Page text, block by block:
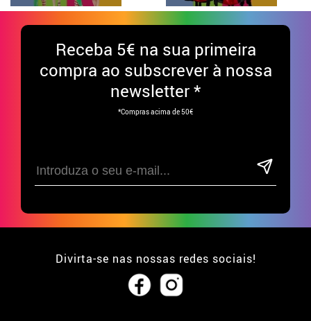
Receba 5€ na sua primeira
compra ao subscrever à nossa
newsletter *
*Compras acima de 50€
Divirta-se nas nossas redes sociais!